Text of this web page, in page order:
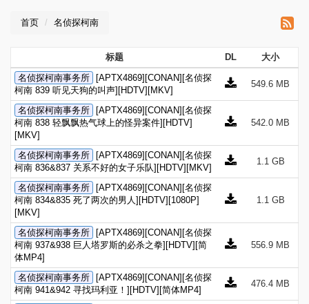
首页 名侦探柯南
标题 DL
大小
名侦探柯南事务所
[APTX4869][CONAN][名侦探
柯南 839 听见天狗的叫声][HDTV][MKV]
549.6 MB
名侦探柯南事务所
[APTX4869][CONAN][名侦探
柯南 838 轻飘飘热气球上的怪异案件][HDTV]
[MKV]
542.0 MB
名侦探柯南事务所
[APTX4869][CONAN][名侦探
柯南 836&837 关系不好的女子乐队][HDTV][MKV]
1.1 GB
名侦探柯南事务所
[APTX4869][CONAN][名侦探
柯南 834&835 死了两次的男人][HDTV][1080P]
[MKV]
1.1 GB
名侦探柯南事务所
[APTX4869][CONAN][名侦探
柯南 937&938 巨人塔罗斯的必杀之拳][HDTV][简
体MP4]
556.9 MB
名侦探柯南事务所
[APTX4869][CONAN][名侦探
柯南 941&942 寻找玛利亚！][HDTV][简体MP4]
476.4 MB